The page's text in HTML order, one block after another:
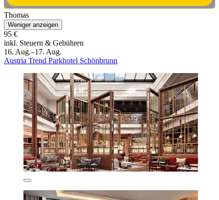
Thomas
Weniger anzeigen
95 €
inkl. Steuern & Gebühren
16. Aug.–17. Aug.
Austria Trend Parkhotel Schönbrunn